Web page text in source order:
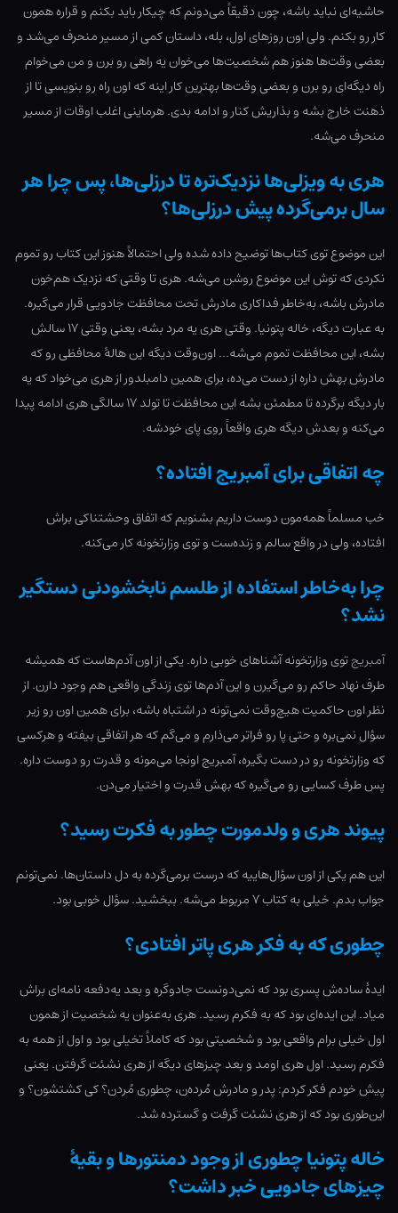
حاشیه‌ای نباید باشه، چون دقیقاً می‌دونم که چیکار باید بکنم و قراره همون
کار رو بکنم. ولی اون روزهای اول، بله، داستان کمی از مسیر منحرف می‌شد و
بعضی وقت‌ها هنوز هم شخصیت‌ها می‌خوان یه راهی رو برن و من می‌خوام
راه دیگه‌ای رو برن و بعضی وقت‌ها بهترین کار اینه که اون راه رو بنویسی تا از
ذهنت خارج بشه و بذاریش کنار و ادامه بدی. هرماینی اغلب اوقات از مسیر
منحرف می‌شه.
هری به ویزلی‌ها نزدیک‌تره تا درزلی‌ها، پس چرا هر
سال برمی‌گرده پیش درزلی‌ها؟
این موضوع توی کتاب‌ها توضیح داده شده ولی احتمالاً هنوز این کتاب رو تموم
نکردی که توش این موضوع روشن می‌شه. هری تا وقتی که نزدیک هم‌خون
مادرش باشه، به‌خاطر فداکاری مادرش تحت محافظت جادویی قرار می‌گیره.
به عبارت دیگه، خاله پتونیا. وقتی هری یه مرد بشه، یعنی وقتی ۱۷ سالش
بشه، این محافظت تموم می‌شه… اون‌وقت دیگه این هالۀ محافظی رو که
مادرش بهش داره از دست می‌ده، برای همین دامبلدور از هری می‌خواد که یه
بار دیگه برگرده تا مطمئن بشه این محافظت تا تولد ۱۷ سالگی هری ادامه پیدا
می‌کنه و بعدش دیگه هری واقعاً روی پای خودشه.
چه اتفاقی برای آمبریج افتاده؟
خب مسلماً همه‌مون دوست داریم بشنویم که اتفاق وحشتناکی براش
افتاده، ولی در واقع سالم و زنده‌ست و توی وزارتخونه کار می‌کنه.
چرا به‌خاطر استفاده از طلسم نابخشودنی دستگیر
نشد؟
آمبریجتوی وزارتخونه آشناهای خوبی داره. یکی از اون آدم‌هاست که همیشه
طرف نهاد حاکم رو می‌گیرن و این آدم‌ها توی زندگی واقعی هم وجود دارن. از
نظر اون حاکمیت هیچ‌وقت نمی‌تونه در اشتباه باشه، برای همین اون رو زیر
سؤال نمی‌بره و حتی پا رو فراتر می‌ذارم و می‌گم که هر اتفاقی بیفته و هرکسی
که وزارتخونه رو در دست بگیره، آمبریج اونجا می‌مونه و قدرت رو دوست داره.
پس طرف کسایی رو می‌گیره که بهش قدرت و اختیار می‌دن.
پیوند هری و ولدمورت چطور به فکرت رسید؟
این هم یکی از اون سؤال‌هاییه که درست برمی‌گرده به دل داستان‌ها. نمی‌تونم
جواب بدم. خیلی به کتاب ۷ مربوط می‌شه. ببخشید. سؤال خوبی بود.
چطوری که به فکر هری پاتر افتادی؟
ایدۀ ساده‌ش پسری بود که نمی‌دونست جادوگره و بعد یه‌دفعه نامه‌ای براش
میاد. این ایده‌ای بود که به فکرم رسید. هری به‌عنوان یه شخصیت از همون
اول خیلی برام واقعی بود و شخصیتی بود که کاملاً تخیلی بود و اول از همه به
فکرم رسید. اول هری اومد و بعد چیزهای دیگه از هری نشئت گرفتن. یعنی
پیش خودم فکر کردم: پدر و مادرش مُرده‌ن، چطوری مُردن؟ کی کشتشون؟ و
این‌طوری بود که از هری نشئت گرفت و گسترده شد.
خاله پتونیا چطوری از وجود دمنتورها و بقیۀ
چیزهای جادویی خبر داشت؟